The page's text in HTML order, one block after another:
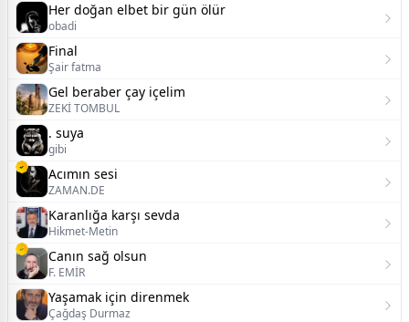
Her doğan elbet bir gün ölür
obadi
Final
Şair fatma
Gel beraber çay içelim
ZEKİ TOMBUL
. suya
gibi
Acımın sesi
ZAMAN.DE
Karanlığa karşı sevda
Hikmet-Metin
Canın sağ olsun
F. EMİR
Yaşamak için direnmek
Çağdaş Durmaz